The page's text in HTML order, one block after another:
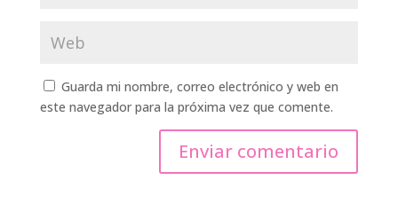
Guarda mi nombre, correo electrónico y web en
este navegador para la próxima vez que comente.